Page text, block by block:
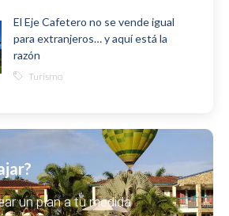
El Eje Cafetero no se vende igual
para extranjeros… y aquí está la
razón
Turismo
un plan a tu medida